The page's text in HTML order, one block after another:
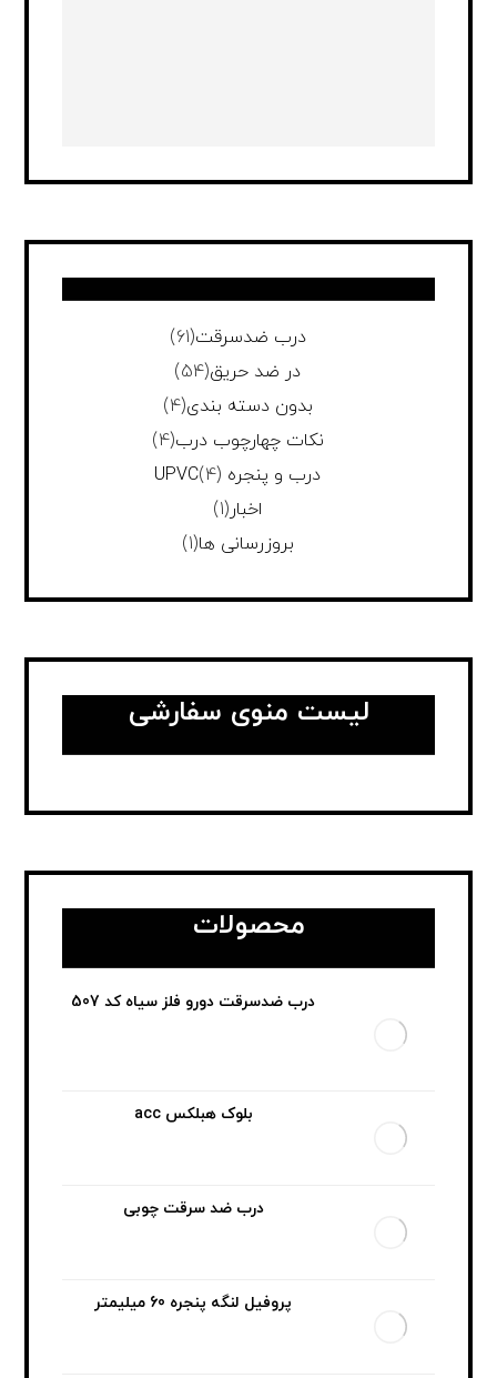
درب ضدسرقت(61)
در ضد حریق(54)
بدون دسته بندی(4)
نکات چهارچوب درب(4)
درب و پنجره UPVC (4)
اخبار(1)
بروزرسانی ها(1)
لیست منوی سفارشی
محصولات
درب ضدسرقت دورو فلز سیاه کد 507
بلوک هبلکس acc
درب ضد سرقت چوبی
پروفیل لنگه پنجره 60 میلیمتر